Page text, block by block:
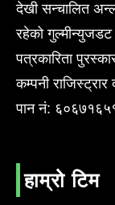
देखी सन्चालित
रहेको गुल्मीन्युजडट
पत्रकारिता
कम्पनी
पान नं:
हाम्रो टिम